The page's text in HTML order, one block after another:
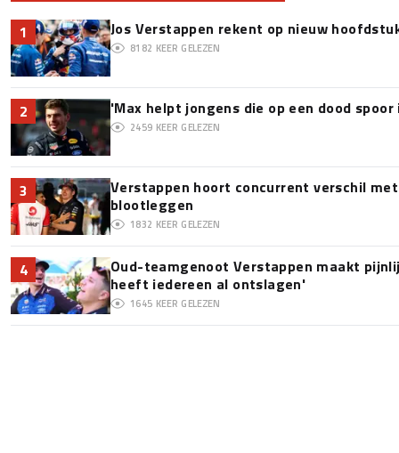
1 Jos Verstappen rekent op nieuw
8182 KEER GELEZEN
2 'Max helpt jongens die op een dood
2459 KEER GELEZEN
3
Verstappen hoort concurrent verschil
blootleggen
1832 KEER GELEZEN
4
Oud-teamgenoot Verstappen maakt
heeft iedereen al ontslagen'
1645 KEER GELEZEN